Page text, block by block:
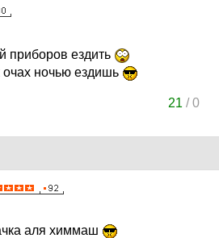
приборов ездить
ночью ездишь
21 /0
аля химмаш